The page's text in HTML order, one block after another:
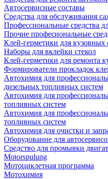
Автосервисные составы
Средства для обслуживания
Профессиональные средства
Прочие професиональные
Клей-герметики для кузовных
Наборы для вклейки стекол
Клей-герметики для ремонта
Формирователи прокладок
Автохимия для
дизельных топливных систем
Автохимия для
топливных систем
Автохимия для
топливных систем
Автохимия для очистки и
Оборудование для
Средство для промывки
Motorspulung
Мотоциклетная программа
Мотохимия